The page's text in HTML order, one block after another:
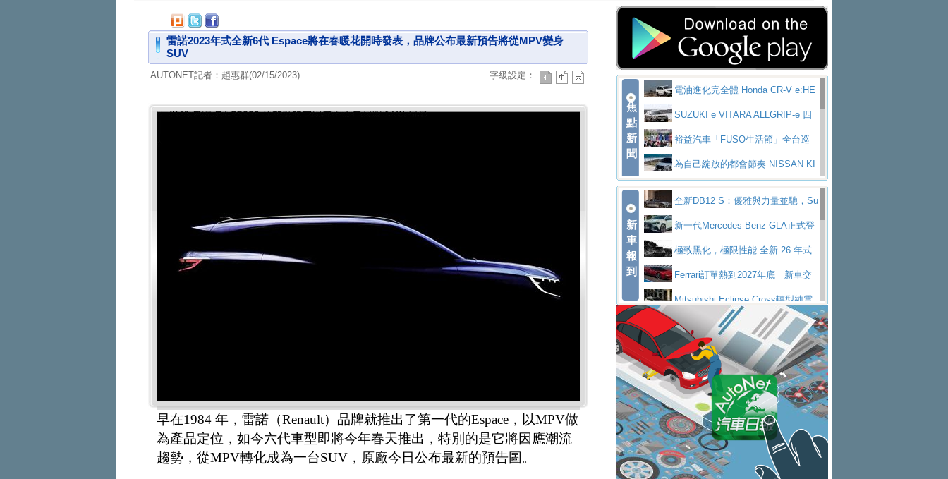
雷諾2023年式全新6代 Espace將在春暖花開時發表，品牌公布最新預告將從MPV變身
SUV
AUTONET記者：趙惠群(02/15/2023) 字級設定：
早在1984 年，雷諾（Renault）品牌就推出了第一代的Espace，以MPV做
為產品定位，如今六代車型即將今年春天推出，特別的是它將因應潮流
趨勢，從MPV轉化成為一台SUV，原廠今日公布最新的預告圖。
焦
點
新
聞
電油進化完全體 Honda CR-V e:HE
V PrestigeSUZUKI e VITARA ALLGRIP-e 四
驅精神的純電新詮釋
裕益汽車「FUSO生活節」全台巡
迴 結合生活體驗、交通安全與購車優惠
為自己綻放的都會節奏 NISSAN KI
CKS SAKURA為品味獨具層峰買家打造的頂級座
駕，MAZDA CX-90 33T AWD Premium Ca
ptain Seat
EV
技的座駕! Ford Territory中型油電休旅
SO Super Great今日在台登場，結合先進安
全輔助科技
ntis四品牌經銷權，全新多品牌旗艦展示中
心開幕啟用
屏東特搜大隊再添新利器 SITRAK
救助器材車買氣不衰、SUZUKI經銷商勇於開啟
全新大店，新北都鈴木占地500坪土城旗艦
展示中心開幕
2025第七屆ISUZU運轉職人挑戰賽
熱血登場 展現極致車技與專業職人精神
H2GP世界總決賽圓滿落幕 台灣團
隊表現精彩淨零減碳指標性應用 純電動水泥預
拌車 消防車除了滅火裝備還需要什麼？
一探SITRAK “準” 消防車的究竟
大益金龍初試啼聲，汽柴油5噸貨車
新
車
報
到
全新DB12 S：優雅與力量並馳，Su
per Tourer的顛峰之作
新一代Mercedes-Benz GLA正式登
場 續航最高657公里、支援320kW快充
極致黑化，極限性能 全新 26 年式
DEFENDER OCTA BLACK 限量登台
Ferrari訂單熱到2027年底 新車交
付至少得等一年以上
Mitsubishi Eclipse Cross轉型純電
休旅 87kWh電池續航超過600公里
全新BMW 318i Touring豪華旅行車
全台限量200台 進化現型
不等零關稅的紅利，Jeep品牌今日
起展開首批車交車
Volvo EX60 即將叩關，靜肅性、底
盤與數位介面搶先揭露
Audi Q9 將於 2026 年底上市 旗艦
大型 SUV 鎖定七人座豪華市場
BMW攜手漫威電影【蜘蛛人：重生
日】 Skoda 發表全新 Peaq 內裝：七人
座純電旗艦 SUV，行李廂最大可達 935 公
全新純電 Mercedes-Benz C 400 4